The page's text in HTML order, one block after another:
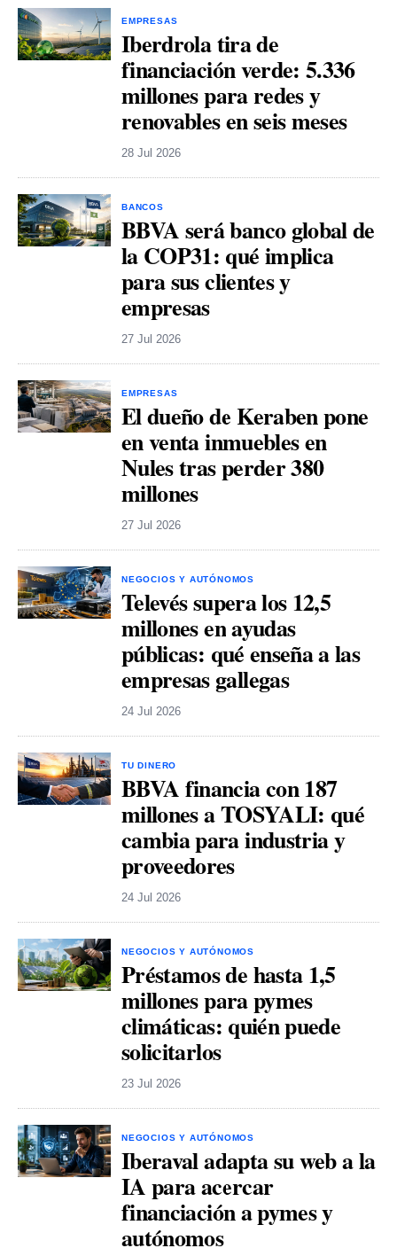
EMPRESAS
Iberdrola tira de
financiación verde: 5.336
millones para redes y
renovables en seis meses
28 Jul 2026
BANCOS
BBVA será banco global de
la COP31: qué implica
para sus clientes y
empresas
27 Jul 2026
EMPRESAS
El dueño de Keraben pone
en venta inmuebles en
Nules tras perder 380
millones
27 Jul 2026
NEGOCIOS Y AUTÓNOMOS
Televés supera los 12,5
millones en ayudas
públicas: qué enseña a las
empresas gallegas
24 Jul 2026
TU DINERO
BBVA financia con 187
millones a TOSYALI: qué
cambia para industria y
proveedores
24 Jul 2026
NEGOCIOS Y AUTÓNOMOS
Préstamos de hasta 1,5
millones para pymes
climáticas: quién puede
solicitarlos
23 Jul 2026
NEGOCIOS Y AUTÓNOMOS
Iberaval adapta su web a la
IA para acercar
financiación a pymes y
autónomos